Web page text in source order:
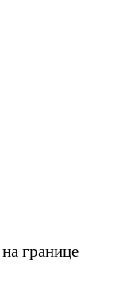
на границе